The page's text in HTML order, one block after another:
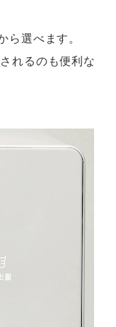
選べます。
れるのも便利な